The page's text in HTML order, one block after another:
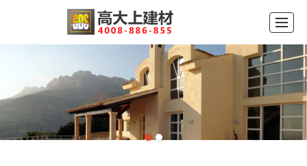
品牌中心 新闻动态 留言反馈 联系我们